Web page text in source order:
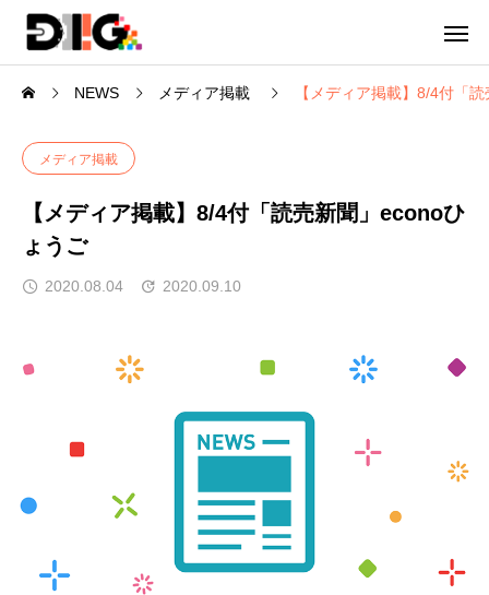
NEWS メディア掲載 【メディア掲載】8/4付「
メディア掲載
【メディア掲載】8/4付「読売新聞」econoひ
ょうご
2020.08.04 2020.09.10